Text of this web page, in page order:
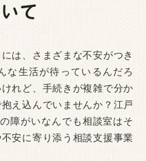
て
は、さまざまな不安がつき
な生活が待っているんだろ
れど、手続きが複雑で分か
え込んでいませんか？江戸
障がいなんでも相談室はそ
安に寄り添う相談支援事業